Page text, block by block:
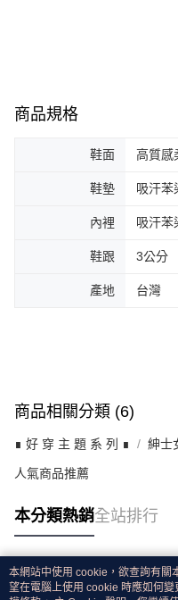
商品規格
鞋面 高質感
鞋墊 吸汗苯
內裡 吸汗苯
鞋跟 3公分
產地 台灣
商品相關分類 (6)
∎ 好 穿 主 題 系 列 ∎ 紳士
人氣商品推薦
本分類熱銷全站排行
熱門標籤
本網站中使用 cookie，欲查詢有關
望在電腦上使用 cookie 時應如何